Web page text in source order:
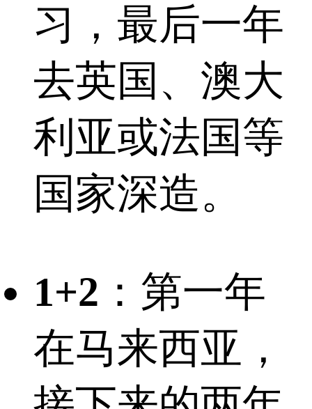
习，最后一年
去英国、澳大
利亚或法国等
国家深造。
1+2 ：第一年
在马来西亚，